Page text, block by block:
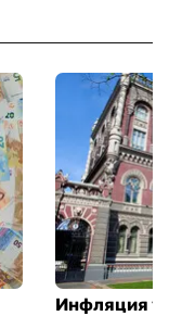
Инфляция